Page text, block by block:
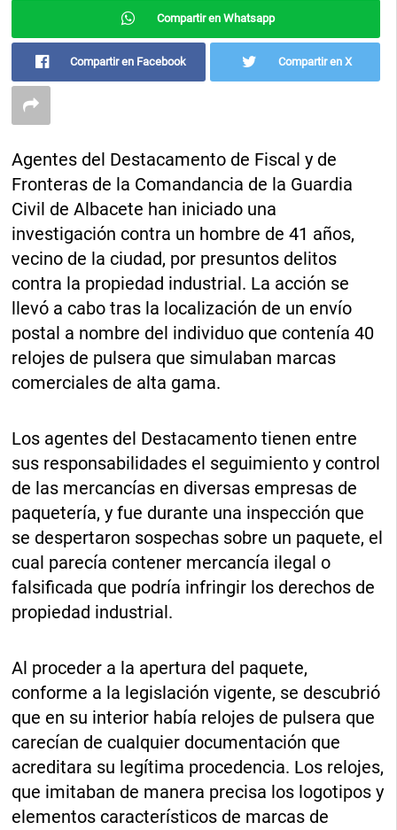
Compartir en Whatsapp
Compartir en Facebook Compartir en X
Agentes del Destacamento de Fiscal y de
Fronteras de la Comandancia de la Guardia
Civil de Albacete han iniciado una
investigación contra un hombre de 41 años,
vecino de la ciudad, por presuntos delitos
contra la propiedad industrial. La acción se
llevó a cabo tras la localización de un envío
postal a nombre del individuo que contenía 40
relojes de pulsera que simulaban marcas
comerciales de alta gama.
Los agentes del Destacamento tienen entre
sus responsabilidades el seguimiento y control
de las mercancías en diversas empresas de
paquetería, y fue durante una inspección que
se despertaron sospechas sobre un paquete, el
cual parecía contener mercancía ilegal o
falsificada que podría infringir los derechos de
propiedad industrial.
Al proceder a la apertura del paquete,
conforme a la legislación vigente, se descubrió
que en su interior había relojes de pulsera que
carecían de cualquier documentación que
acreditara su legítima procedencia. Los relojes,
que imitaban de manera precisa los logotipos y
elementos característicos de marcas de